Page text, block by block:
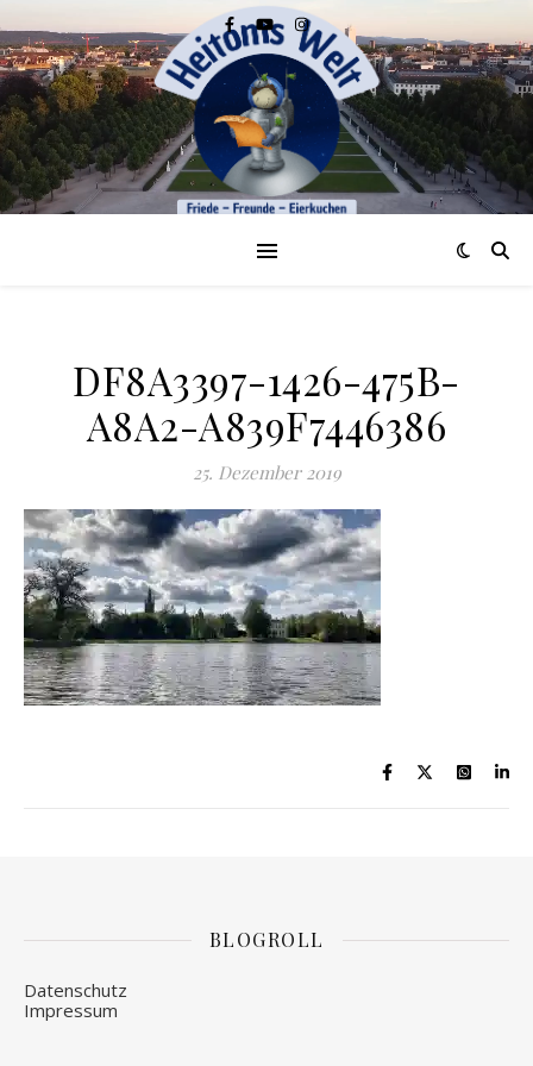
DF8A3397-1426-475B-
A8A2-A839F7446386
25. Dezember 2019
BLOGROLL
Datenschutz
Impressum